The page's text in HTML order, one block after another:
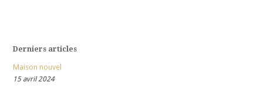
Derniers articles
Maison nouvel
15 avril 2024